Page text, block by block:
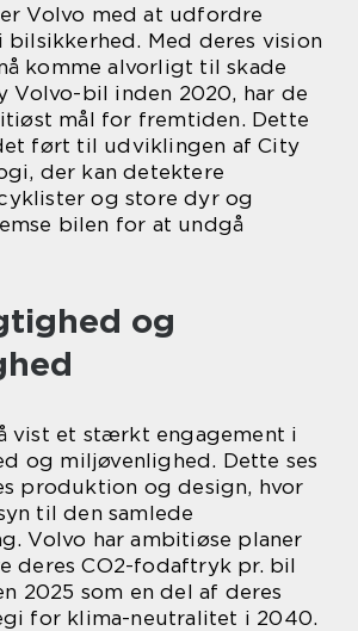
Volvo med at udfordre
bilsikkerhed. Med deres vision
komme alvorligt til skade
Volvo-bil inden 2020, har de
mål for fremtiden. Dette
ført til udviklingen af City
der kan detektere
og store dyr og
bilen for at undgå
og
vist et stærkt engagement i
og miljøvenlighed. Dette ses
produktion og design, hvor
til den samlede
Volvo har ambitiøse planer
deres CO2-fodaftryk pr. bil
2025 som en del af deres
for klima-neutralitet i 2040.